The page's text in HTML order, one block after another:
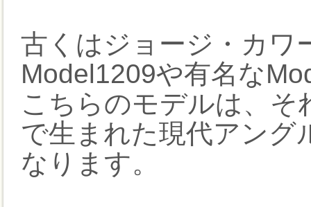
古くはジョージ・カワ
Model1209や有名な
こちらのモデルは、そ
で生まれた現代アング
なります。